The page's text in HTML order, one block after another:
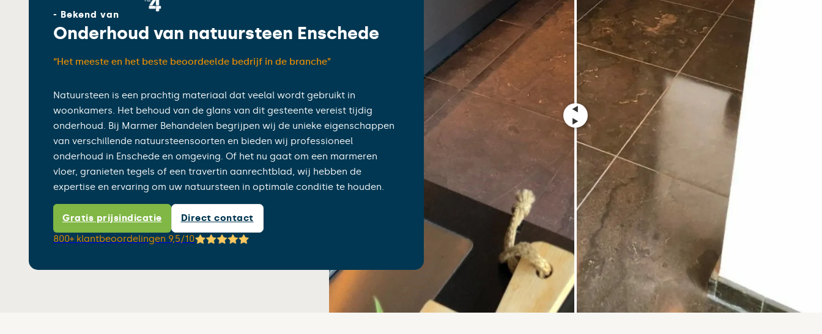
- Bekend van
Onderhoud van natuursteen Enschede
“Het meeste en het beste beoordeelde bedrijf in de branche”
Natuursteen is een prachtig materiaal dat veelal wordt gebruikt in
woonkamers. Het behoud van de glans van dit gesteente vereist tijdig
onderhoud. Bij Marmer Behandelen begrijpen wij de unieke eigenschappen
van verschillende natuursteensoorten en bieden wij professioneel
onderhoud in Enschede en omgeving. Of het nu gaat om een marmeren
vloer, granieten tegels of een travertin aanrechtblad, wij hebben de
expertise en ervaring om uw natuursteen in optimale conditie te houden.
Gratis prijsindicatie
Direct contact
800+ klantbeoordelingen 9,5/10